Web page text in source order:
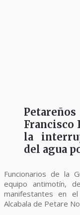
Francisco
la
del agua
Funcionarios de la
equipo antimotín,
manifestantes en
Alcabala de Petare